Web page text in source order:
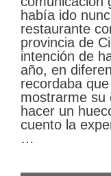
había ido
restaurante
provincia de
intención de
año, en
recordaba
mostrarme su
hacer un
cuento la
…